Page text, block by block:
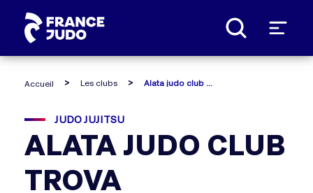
Accueil Les clubs
JUDO JUJITSU
ALATA JUDO CLUB
TROVA